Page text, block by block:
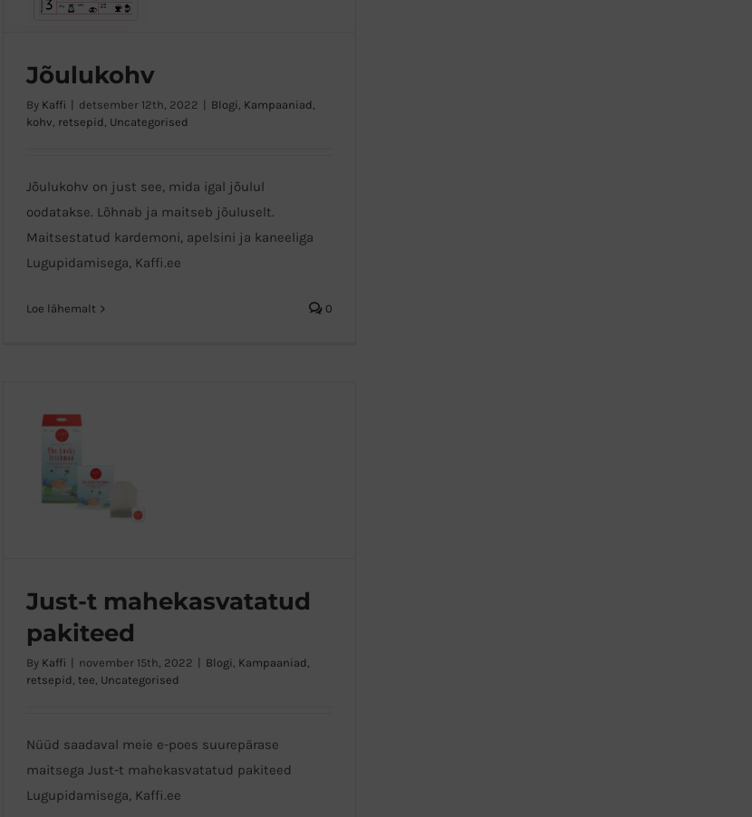
Jõulukohv
By Kaffi detsember 12th, 2022 Blogi, Kampaaniad,
kohv, retsepid, Uncategorised
Jõulukohv on just see, mida igal jõulul
oodatakse. Lõhnab ja maitseb jõuluselt.
Maitsestatud kardemoni, apelsini ja kaneeliga
Lugupidamisega, Kaffi.ee
Loe lähemalt 0
Just-t mahekasvatatud pakiteed
Just-t mahekasvatatud
pakiteed
By Kaffi november 15th, 2022 Blogi, Kampaaniad,
retsepid, tee, Uncategorised
Nüüd saadaval meie e-poes suurepärase
maitsega Just-t mahekasvatatud pakiteed
Lugupidamisega, Kaffi.ee